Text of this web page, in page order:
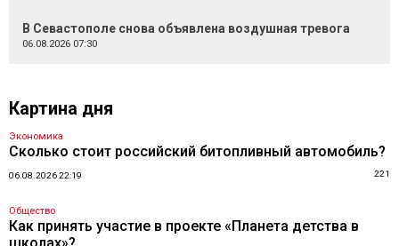
В Севастополе снова объявлена воздушная тревога
06.08.2026 07:30
Картина дня
Экономика
Сколько стоит российский битопливный автомобиль?
06.08.2026 22:19 221
Общество
Как принять участие в проекте «Планета детства в